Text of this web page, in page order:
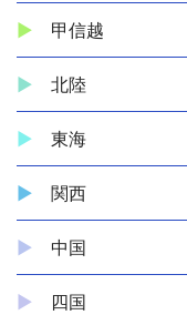
甲信越
北陸
東海
関西
中国
四国